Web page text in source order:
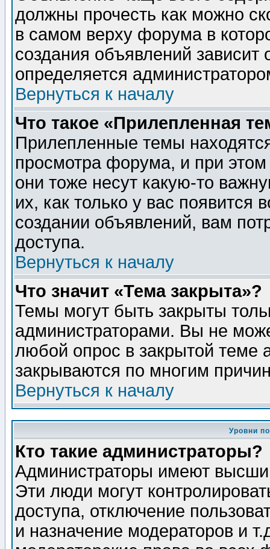
должны прочесть как можно
в самом верху форума в
создания объявлений зависит
определяется
Вернуться к началу
Что такое «Прилепленная
Прилепленные темы
просмотра форума, и при
они тоже несут какую-то
их, как только у вас появится
создании объявлений, вам
доступа.
Вернуться к началу
Что значит «Тема закрыта»?
Темы могут быть закрыты
администраторами. Вы не
любой опрос в закрытой теме
закрываются по многим
Вернуться к началу
Уровни
Кто такие администраторы?
Администраторы имеют
Эти люди могут
доступа, отключение
и назначение модераторов и